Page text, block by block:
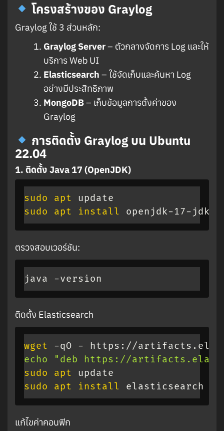
โครงสร้างของ Graylog
Graylog ใช้ 3 ส่วนหลัก:
Graylog Server– ตัวกลางจัดการ Log และให้
บริการ Web UI
Elasticsearch – ใช้จัดเก็บและค้นหา Log
อย่างมีประสิทธิภาพ
MongoDB– เก็บข้อมูลการตั้งค่าของ
Graylog
การติดตั้ง Graylog บน Ubuntu
22.04
1. ติดตั้ง Java 17 (OpenJDK)
sudo apt
sudo
apt install openjdk-17-jdk -
ตรวจสอบเวอร์ชัน:
java -version
ติดตั้ง Elasticsearch
wget -qO - https://
echo
"deb https://
sudo
apt
sudo
apt install elasticsearch -y
แก้ไขค่าคอนฟิก